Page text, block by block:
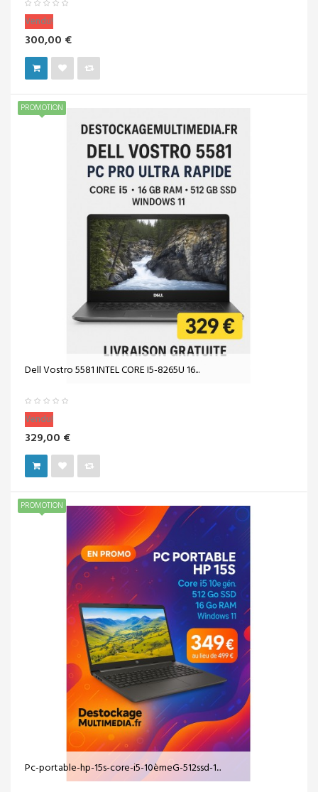
Vendu!
300,00 €
PROMOTION
Dell Vostro 5581 INTEL CORE I5-8265U 16...
Vendu!
329,00 €
PROMOTION
Pc-portable-hp-15s-core-i5-10èmeG-512ssd-1...